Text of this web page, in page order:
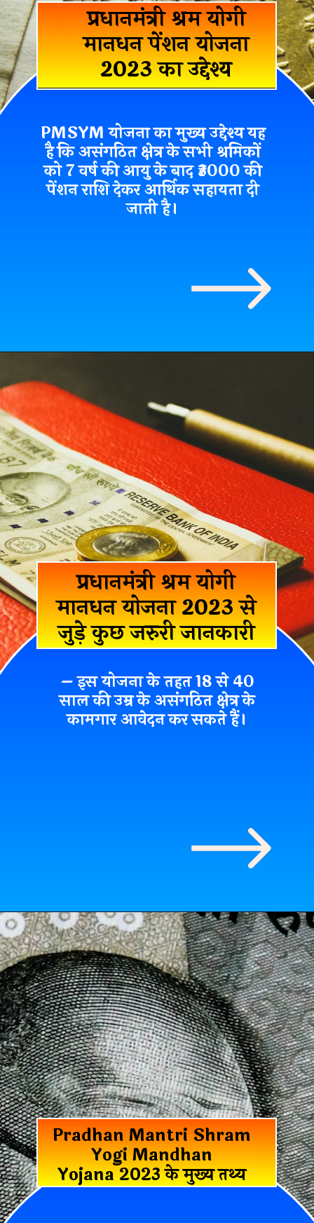
प्रधानमंत्री श्रम योगी
मानधन पेंशन योजना
2023 का उद्देश्य
PMSYM योजना का मुख्य उद्देश्य यह
है कि असंगठित क्षेत्र के सभी श्रमिकों
को 7 वर्ष की आयु के बाद ₹3000 की
पेंशन राशि देकर आर्थिक सहायता दी
जाती है।
प्रधानमंत्री श्रम योगी
मानधन योजना 2023 से
जुड़े कुछ जरुरी जानकारी
– इस योजना के तहत 18 से 40
साल की उम्र के असंगठित क्षेत्र के
कामगार आवेदन कर सकते हैं।
Pradhan Mantri Shram
Yogi Mandhan
Yojana 2023 के मुख्य तथ्य